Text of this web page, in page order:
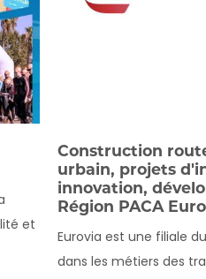
et
Construction
urbain, projets
innovation,
Région PACA
Eurovia est une filiale
dans les métiers des